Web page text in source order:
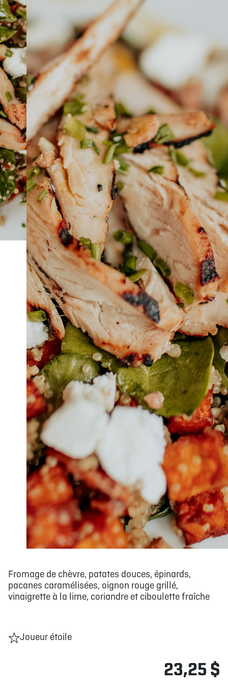
À PROPOS EMPLOIS EN ÉPICERIE BOUTIQUE
TRAITEUR ÉVÉNEMENTIEL NOUS JOINDRE
DONNER VOTRE OPINION
Fromage de chèvre, patates douces, épinards,
pacanes caramélisées, oignon rouge grillé,
vinaigrette à la lime, coriandre et ciboulette fraîche
Joueur étoile
23,25 $